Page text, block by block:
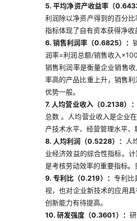
5. 平均净资产收益率（
利润除以净资产得到的百分
指标体现了自有资本获得净
6. 销售利润率（0.6825）：
润率=利润总额/销售收入
销售利润率是衡量企业销售
率高的产品比重上升，销售
优势一般。
7. 人均营业收入（0.2138）：
总数 。人均营业收入是企业
产技术水平、经营管理水平
8. 人均利润（0.5228）：
人
业经济效益的综合性指标。
是考核劳动效率的重要指标。
9. 专利比（0.219）： 专利比
视，也对企业新技术的应用
创新能力有待提高。
10. 研发强度（0.3601）：